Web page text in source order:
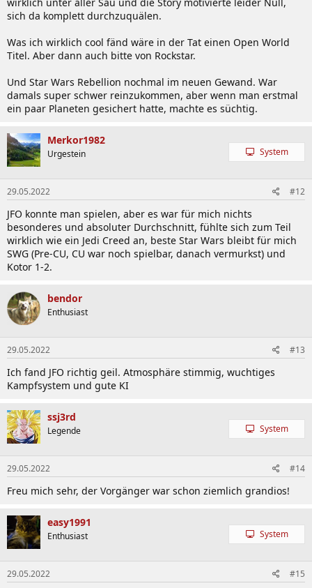
sich da komplett durchzuquälen.
Was ich wirklich cool fänd wäre in der Tat einen Open World
Titel. Aber dann auch bitte von Rockstar.
Und Star Wars Rebellion nochmal im neuen Gewand. War
damals super schwer reinzukommen, aber wenn man erstmal
ein paar Planeten gesichert hatte, machte es süchtig.
Merkor1982
Urgestein System
29.05.2022 #12
JFO konnte man spielen, aber es war für mich nichts
besonderes und absoluter Durchschnitt, fühlte sich zum Teil
wirklich wie ein Jedi Creed an, beste Star Wars bleibt für mich
SWG (Pre-CU, CU war noch spielbar, danach vermurkst) und
Kotor 1-2.
bendor
Enthusiast
29.05.2022 #13
Ich fand JFO richtig geil. Atmosphäre stimmig, wuchtiges
Kampfsystem und gute KI
ssj3rd
Legende System
29.05.2022 #14
Freu mich sehr, der Vorgänger war schon ziemlich grandios!
easy1991
Enthusiast System
29.05.2022 #15